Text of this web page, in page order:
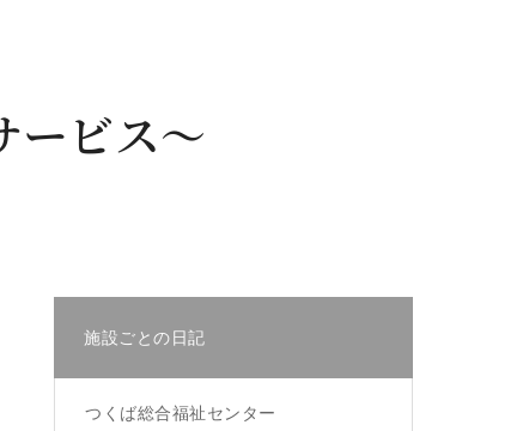
ビス～
施設ごとの日記
つくば総合福祉センター